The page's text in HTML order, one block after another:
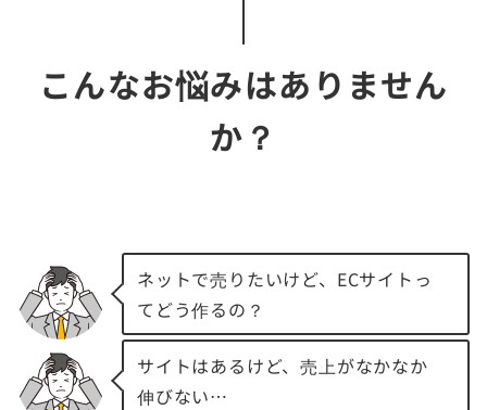
こんなお悩みはありません
か？
ネットで売りたいけど、ECサイトっ
てどう作るの？
サイトはあるけど、売上がなかなか
伸びない…